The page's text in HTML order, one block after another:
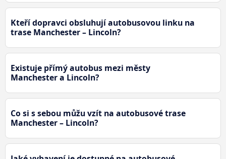
Kteří dopravci obsluhují autobusovou linku na
trase Manchester – Lincoln?
Existuje přímý autobus mezi městy
Manchester a Lincoln?
Co si s sebou můžu vzít na autobusové trase
Manchester – Lincoln?